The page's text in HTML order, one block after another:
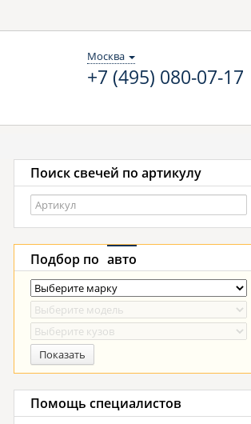
Москва
+7 (495) 080-07-17
Поиск свечей по артикулу
Подбор по авто
Показать
Помощь специалистов